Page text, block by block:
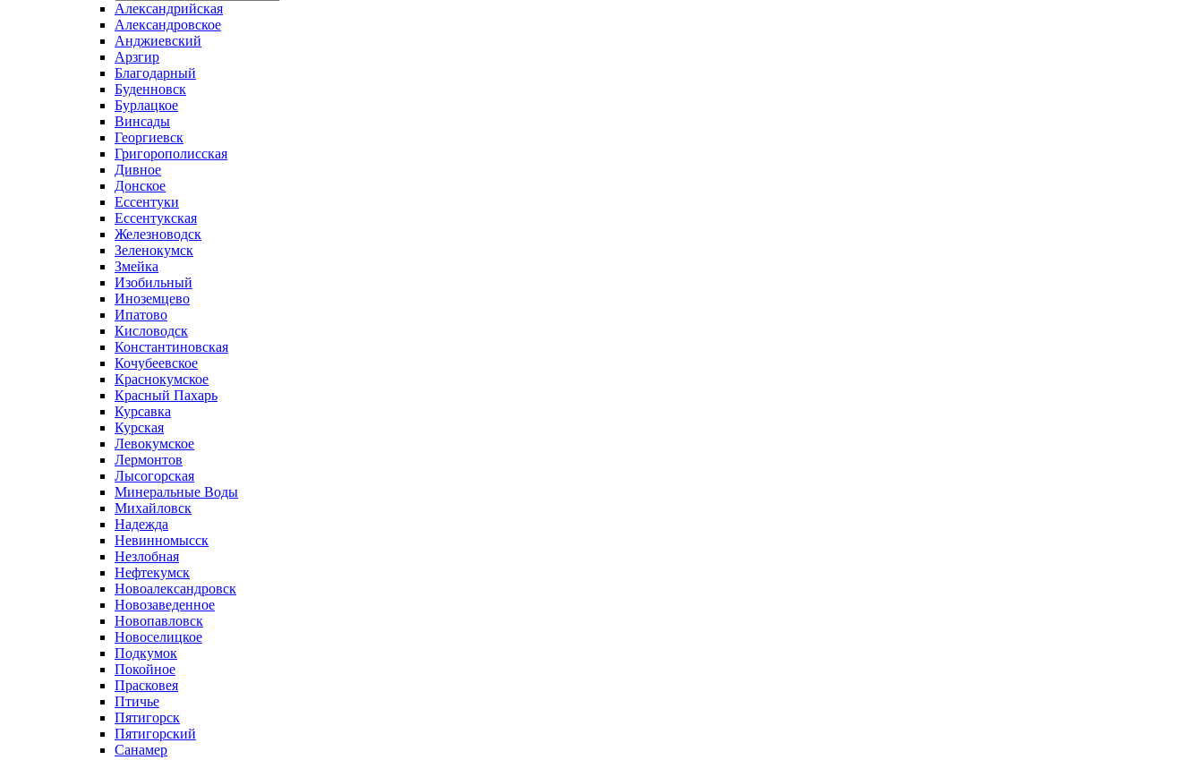
Александрийская
Александровское
Анджиевский
Арзгир
Благодарный
Буденновск
Бурлацкое
Винсады
Георгиевск
Григорополисская
Дивное
Донское
Ессентуки
Ессентукская
Железноводск
Зеленокумск
Змейка
Изобильный
Иноземцево
Ипатово
Кисловодск
Константиновская
Кочубеевское
Краснокумское
Красный Пахарь
Курсавка
Курская
Левокумское
Лермонтов
Лысогорская
Минеральные Воды
Михайловск
Надежда
Невинномысск
Незлобная
Нефтекумск
Новоалександровск
Новозаведенное
Новопавловск
Новоселицкое
Подкумок
Покойное
Прасковея
Птичье
Пятигорск
Пятигорский
Санамер